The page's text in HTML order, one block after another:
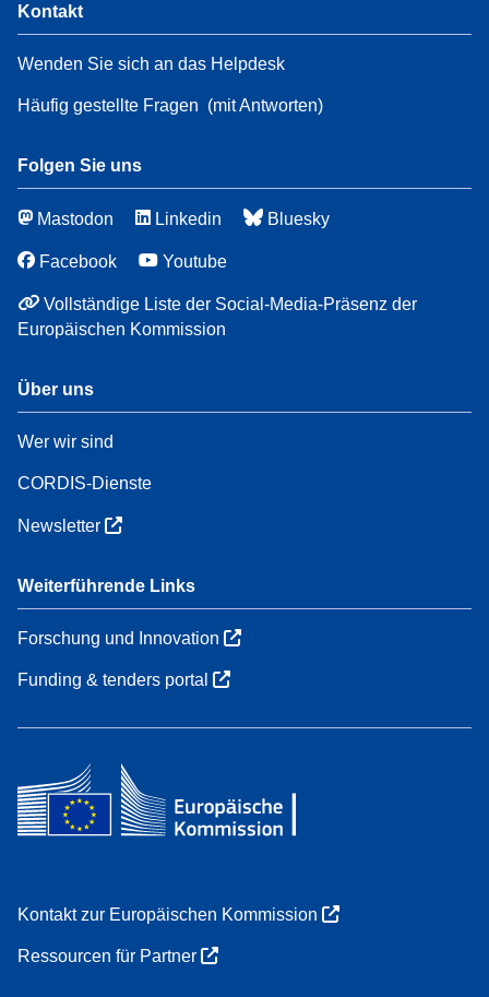
Kontakt
Wenden Sie sich an das Helpdesk
Häufig gestellte Fragen (mit Antworten)
Folgen Sie uns
Mastodon Linkedin Bluesky
Facebook Youtube
Vollständige Liste der Social-Media-Präsenz der
Europäischen Kommission
Über uns
Wer wir sind
CORDIS-Dienste
Newsletter
Weiterführende Links
Forschung und Innovation
Funding & tenders portal
Kontakt zur Europäischen Kommission
Ressourcen für Partner